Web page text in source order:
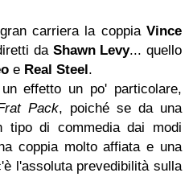
carriera la coppiaVince
da Shawn Levy... quello
e Real Steel.
effetto un po' particolare,
Pack, poiché se da una
di commedia dai modi
coppia molto affiata e una
l'assoluta prevedibilità sulla